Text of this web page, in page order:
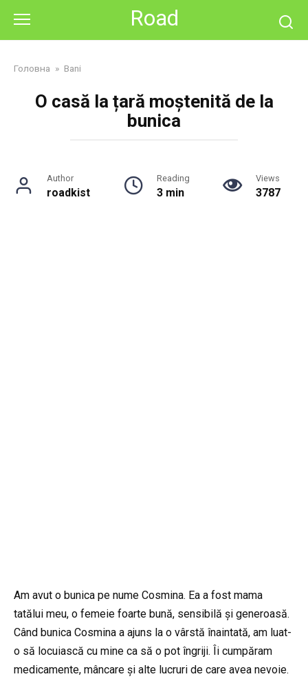
content
Road
Головна » Bani
O casă la țară moștenită de la
bunica
Author
roadkist
Reading
3 min
Views
3787
Am avut o bunica pe nume Cosmina. Ea a fost mama
tatălui meu, o femeie foarte bună, sensibilă și generoasă.
Când bunica Cosmina a ajuns la o vârstă înaintată, am luat-
o să locuiască cu mine ca să o pot îngriji. Îi cumpăram
medicamente, mâncare și alte lucruri de care avea nevoie.